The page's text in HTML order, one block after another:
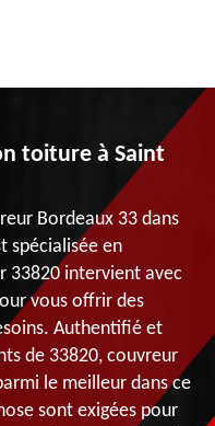
toiture à Saint
Bordeaux 33 dans
spécialisée en
33820 intervient avec
vous offrir des
Authentifié et
de 33820, couvreur
le meilleur dans ce
sont exigées pour